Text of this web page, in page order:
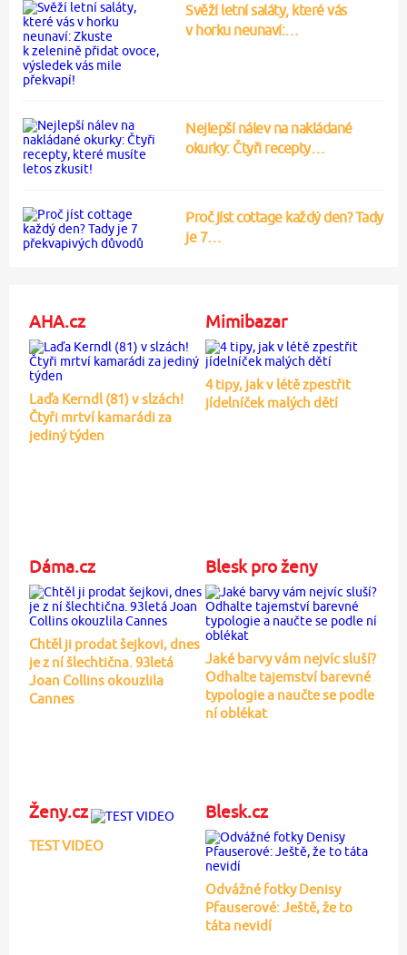
Svěží letní saláty, které vás
v horku neunaví:…
Nejlepší nálev na nakládané
okurky: Čtyři recepty…
Proč jíst cottage každý den? Tady
je 7…
AHA.cz
Laďa Kerndl (81) v slzách!
Čtyři mrtví kamarádi za
jediný týden
Mimibazar
4 tipy, jak v létě zpestřit
jídelníček malých dětí
Dáma.cz
Chtěl ji prodat šejkovi, dnes
je z ní šlechtična. 93letá
Joan Collins okouzlila
Cannes
Blesk pro ženy
Jaké barvy vám nejvíc sluší?
Odhalte tajemství barevné
typologie a naučte se podle
ní oblékat
Ženy.cz
TEST VIDEO
Blesk.cz
Odvážné fotky Denisy
Pfauserové: Ještě, že to
táta nevidí